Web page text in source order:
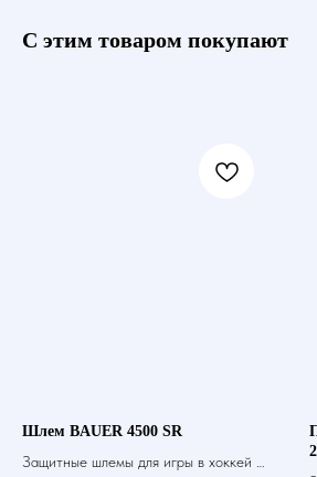
С этим товаром покупают
Шлем BAUER 4500 SR
Защитные шлемы для игры в хоккей с